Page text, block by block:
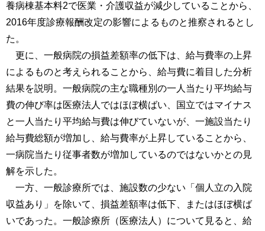
養病棟基本料2で医業・介護収益が減少していることから、
2016年度診療報酬改定の影響によるものと推察されるとし
た。
更に、一般病院の損益差額率の低下は、給与費率の上昇
によるものと考えられることから、給与費に着目した分析
結果を説明。一般病院の主な職種別の一人当たり平均給与
費の伸び率は医療法人ではほぼ横ばい、国立ではマイナス
と一人当たり平均給与費は伸びていないが、一施設当たり
給与費総額が増加し、給与費率が上昇していることから、
一病院当たり従事者数が増加しているのではないかとの見
解を示した。
一方、一般診療所では、施設数の少ない「個人立の入院
収益あり」を除いて、損益差額率は低下、またはほぼ横ば
いであった。一般診療所（医療法人）について見ると、給